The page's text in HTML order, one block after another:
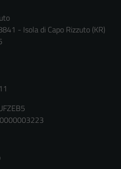
- Isola di Capo Rizzuto (KR)
(si veda la